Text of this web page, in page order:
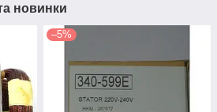
новинки
–5%